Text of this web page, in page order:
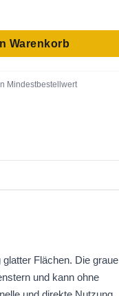
Warenkorb
Mindestbestellwert
Flächen. Die graue
und kann ohne